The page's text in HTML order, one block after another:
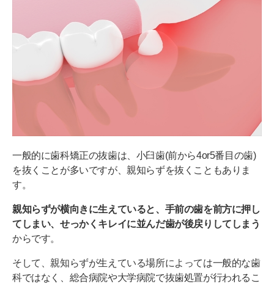
一般的に歯科矯正の抜歯は、小臼歯(前から4or5番目の歯)
を抜くことが多いですが、親知らずを抜くこともありま
す。
親知らずが横向きに生えていると、手前の歯を前方に押し
てしまい、せっかくキレイに並んだ歯が後戻りしてしまう
からです。
そして、親知らずが生えている場所によっては一般的な歯
科ではなく、総合病院や大学病院で抜歯処置が行われるこ